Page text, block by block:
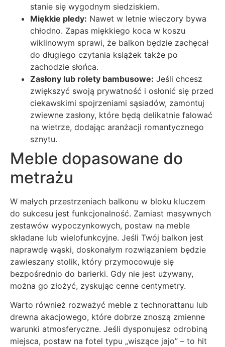
stanie się wygodnym siedziskiem.
Miękkie pledy: Nawet w letnie wieczory bywa
chłodno. Zapas miękkiego koca w koszu
wiklinowym sprawi, że balkon będzie zachęcał
do długiego czytania książek także po
zachodzie słońca.
Zasłony lub rolety bambusowe: Jeśli chcesz
zwiększyć swoją prywatność i osłonić się przed
ciekawskimi spojrzeniami sąsiadów, zamontuj
zwiewne zasłony, które będą delikatnie falować
na wietrze, dodając aranżacji romantycznego
sznytu.
Meble dopasowane do
metrażu
W małych przestrzeniach balkonu w bloku kluczem
do sukcesu jest funkcjonalność. Zamiast masywnych
zestawów wypoczynkowych, postaw na meble
składane lub wielofunkcyjne. Jeśli Twój balkon jest
naprawdę wąski, doskonałym rozwiązaniem będzie
zawieszany stolik, który przymocowuje się
bezpośrednio do barierki. Gdy nie jest używany,
można go złożyć, zyskując cenne centymetry.
Warto również rozważyć meble z technorattanu lub
drewna akacjowego, które dobrze znoszą zmienne
warunki atmosferyczne. Jeśli dysponujesz odrobiną
miejsca, postaw na fotel typu „wiszące jajo” – to hit